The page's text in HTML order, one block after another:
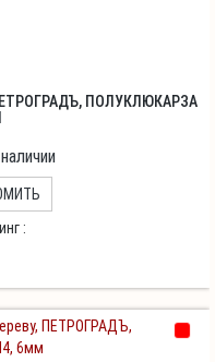
ПОЛУКЛЮКАРЗА
: